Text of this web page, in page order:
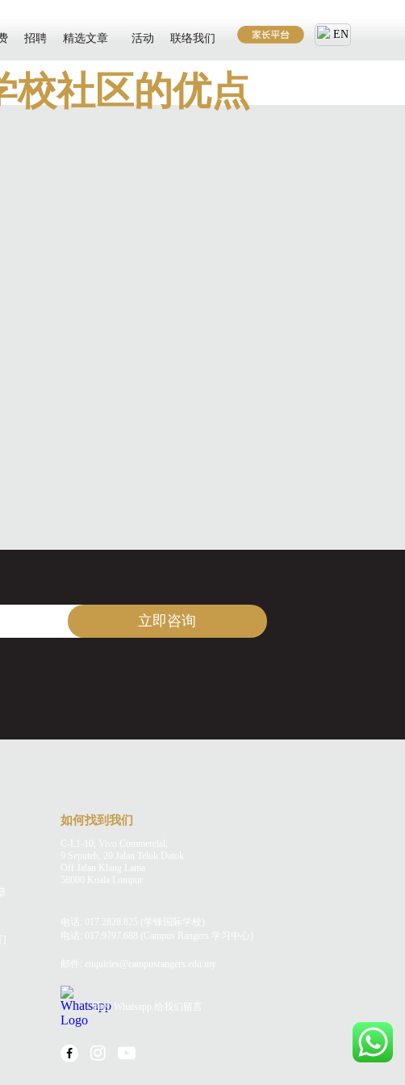
招聘 精选文章 活动 联络我们 EN
校社区的优点
如何找到我们
C-L1-10, Vivo Commercial,
9 Seputeh, 20 Jalan Telok Datok
Off Jalan Klang Lama
(学锋国际学校)
(Campus Rangers 学习中心)
通过 Whatsapp 给我们留言